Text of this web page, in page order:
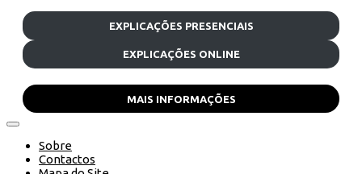
EXPLICAÇÕES PRESENCIAIS
EXPLICAÇÕES ONLINE
MAIS INFORMAÇÕES
Sobre
Contactos